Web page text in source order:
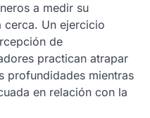
a medir su
cerca. Un ejercicio
de
practican atrapar
profundidades mientras
en relación con la